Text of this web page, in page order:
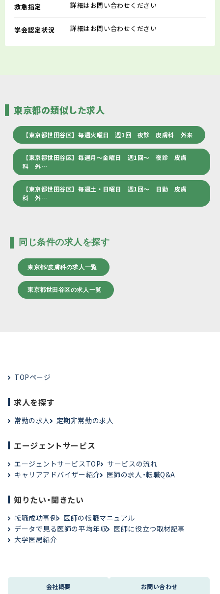
救急指定 詳細はお問い合わせください
学会認定状況 詳細はお問い合わせください
東京都の類似した求人
【東京都世田谷区】毎週火曜日 週1回 夜診 皮膚科 外来
【東京都世田谷区】毎週月～金曜日 週1回～ 夜診 皮膚
科 外…
【東京都世田谷区】毎週土・日曜日 週1回～ 日勤 皮膚
科 外…
同じ条件の求人を探す
東京都/皮膚科の求人一覧
東京都世田谷区の求人一覧
TOPページ
求人を探す
常勤の求人 定期非常勤の求人
エージェントサービス
エージェントサービスTOP
サービスの流れ
キャリアアドバイザー紹介
医師の求人・転職Q&A
知りたい・聞きたい
転職成功事例
医師の転職マニュアル
データで見る医師の平均年収
医師に役立つ取材記事
大学医局紹介
会社概要 お問い合わせ